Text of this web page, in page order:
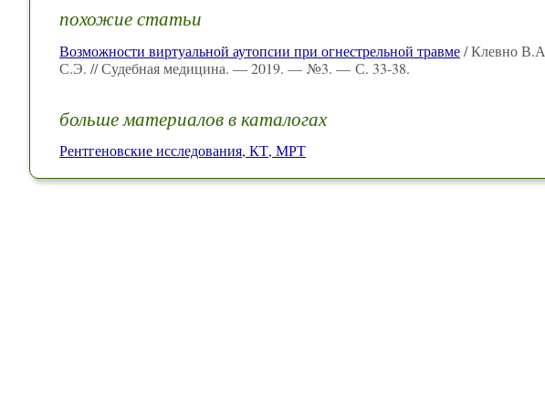
похожие статьи
Возможности виртуальной аутопсии при огнестрельной травме/ Клевно
С.Э. // Судебная медицина. — 2019. — №3. — С. 33-38.
больше материалов в каталогах
Рентгеновские исследования, КТ, МРТ